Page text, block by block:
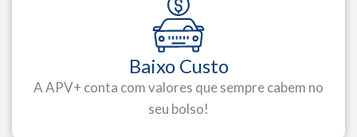
Baixo Custo
A APV+ conta com valores que sempre cabem no
seu bolso!